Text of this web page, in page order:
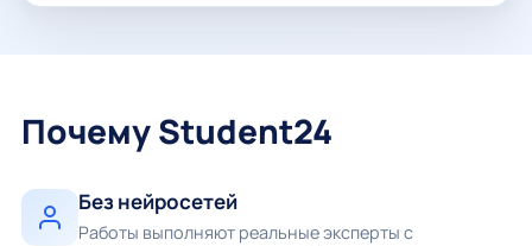
Почему Student24
Без нейросетей
Работы выполняют реальные эксперты с